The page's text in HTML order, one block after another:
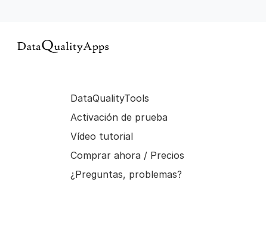
DataQualityTools
Activación de prueba
Vídeo tutorial
Comprar ahora / Precios
¿Preguntas, problemas?